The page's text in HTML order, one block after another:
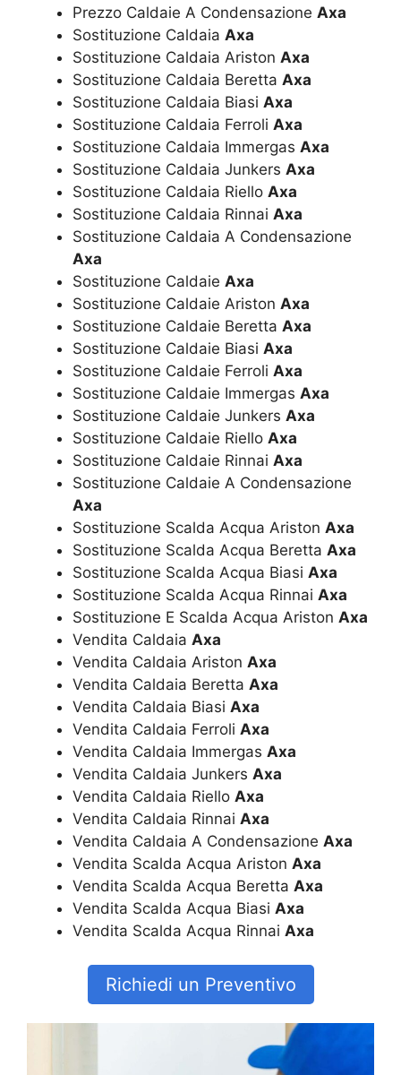
Prezzo Caldaie A Condensazione Axa
Sostituzione Caldaia Axa
Sostituzione Caldaia Ariston Axa
Sostituzione Caldaia Beretta Axa
Sostituzione Caldaia Biasi Axa
Sostituzione Caldaia Ferroli Axa
Sostituzione Caldaia Immergas Axa
Sostituzione Caldaia Junkers Axa
Sostituzione Caldaia Riello Axa
Sostituzione Caldaia Rinnai Axa
Sostituzione Caldaia A Condensazione
Axa
Sostituzione Caldaie Axa
Sostituzione Caldaie Ariston Axa
Sostituzione Caldaie Beretta Axa
Sostituzione Caldaie Biasi Axa
Sostituzione Caldaie Ferroli Axa
Sostituzione Caldaie Immergas Axa
Sostituzione Caldaie Junkers Axa
Sostituzione Caldaie Riello Axa
Sostituzione Caldaie Rinnai Axa
Sostituzione Caldaie A Condensazione
Axa
Sostituzione Scalda Acqua Ariston Axa
Sostituzione Scalda Acqua Beretta Axa
Sostituzione Scalda Acqua Biasi Axa
Sostituzione Scalda Acqua Rinnai Axa
Sostituzione E Scalda Acqua Ariston Axa
Vendita Caldaia Axa
Vendita Caldaia Ariston Axa
Vendita Caldaia Beretta Axa
Vendita Caldaia Biasi Axa
Vendita Caldaia Ferroli Axa
Vendita Caldaia Immergas Axa
Vendita Caldaia Junkers Axa
Vendita Caldaia Riello Axa
Vendita Caldaia Rinnai Axa
Vendita Caldaia A Condensazione Axa
Vendita Scalda Acqua Ariston Axa
Vendita Scalda Acqua Beretta Axa
Vendita Scalda Acqua Biasi Axa
Vendita Scalda Acqua Rinnai Axa
Richiedi un Preventivo